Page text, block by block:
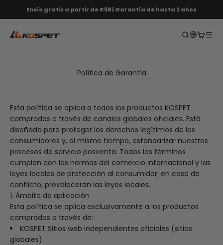
Saltar al contenido
Envío gratis a partir de €59 | Garantía de hasta 2 años
KOSPET EU AbrirAbrir
Política de Garantía
Esta política se aplica a todos los productos KOSPET
comprados a través de canales globales oficiales. Está
diseñada para proteger los derechos legítimos de los
consumidores y, al mismo tiempo, estandarizar nuestros
procesos de servicio posventa. Todos los términos
cumplen con las normas del comercio internacional y las
leyes locales de protección al consumidor; en caso de
conflicto, prevalecerán las leyes locales.
1. Ámbito de aplicación
Esta política se aplica exclusivamente a los productos
comprados a través de:
KOSPET Sitios web independientes oficiales (sitios
globales)